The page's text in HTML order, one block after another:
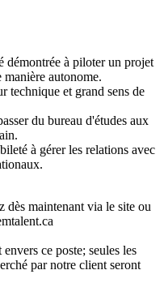
démontrée à piloter un projet
autonome.
technique et grand sens de
du bureau d'études aux
à gérer les relations avec
dès maintenant via le site ou
ce poste; seules les
par notre client seront